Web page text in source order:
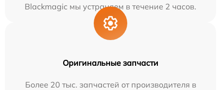
Blackmagic мы устраняем в течение 2 часов.
Оригинальные запчасти
Более 20 тыс. запчастей от производителя в